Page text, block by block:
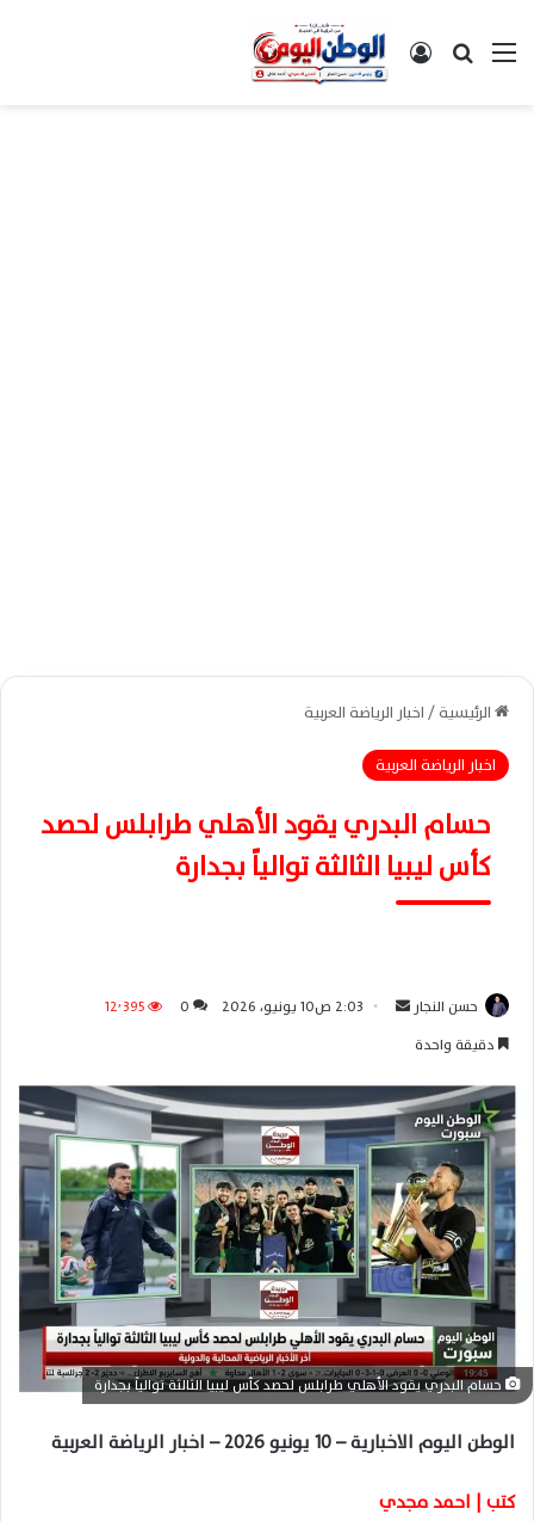
القائمةبحث عن تسجيل الدخول
الرئيسية/اخبار الرياضة العربية
اخبار الرياضة العربية
حسام البدري يقود الأهلي طرابلس لحصد
كأس ليبيا الثالثة توالياً بجدارة
حسن النجار
ل
ب
ر
ي
د
ا
إ
ل
ك
ت
ر
و
ن
ا
2:03 ص10 يونيو، 2026 0
12٬395
دقيقة واحدة
حسام البدري يقود الأهلي طرابلس لحصد كأس ليبيا الثالثة توالياً بجدارة
الوطن اليوم الاخبارية – 10 يونيو 2026 – اخبار الرياضة العربية
كتب | احمد مجدي